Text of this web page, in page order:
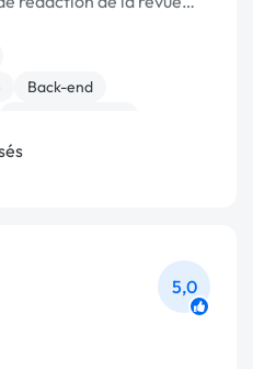
Back-end
(GED)
5,0